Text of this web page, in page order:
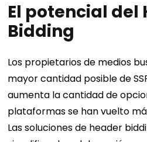
El potencial del
Bidding
Los propietarios de medios
mayor cantidad posible de
aumenta la cantidad de
plataformas se han vuelto
Las soluciones de header